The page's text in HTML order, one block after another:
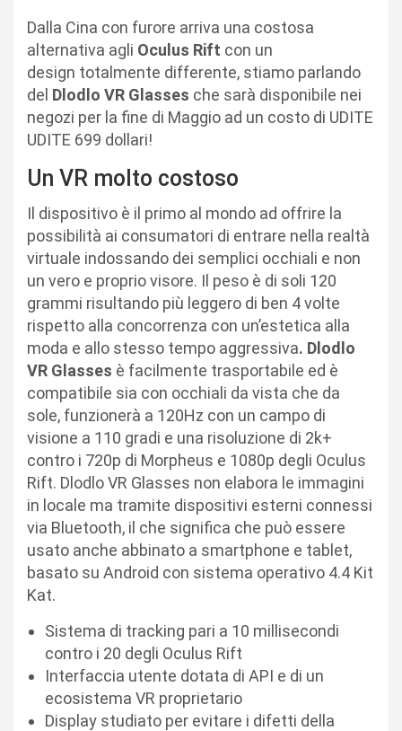
Dalla Cina con furore arriva una costosa
alternativa agli Oculus Rift con un
design totalmente differente, stiamo parlando
del Dlodlo VR Glasses che sarà disponibile nei
negozi per la fine di Maggio ad un costo di UDITE
UDITE 699 dollari!
Un VR molto costoso
Il dispositivo è il primo al mondo ad offrire la
possibilità ai consumatori di entrare nella realtà
virtuale indossando dei semplici occhiali e non
un vero e proprio visore. Il peso è di soli 120
grammi risultando più leggero di ben 4 volte
rispetto alla concorrenza con un’estetica alla
moda e allo stesso tempo aggressiva. Dlodlo
VR Glasses è facilmente trasportabile ed è
compatibile sia con occhiali da vista che da
sole, funzionerà a 120Hz con un campo di
visione a 110 gradi e una risoluzione di 2k+
contro i 720p di Morpheus e 1080p degli Oculus
Rift. Dlodlo VR Glasses non elabora le immagini
in locale ma tramite dispositivi esterni connessi
via Bluetooth, il che significa che può essere
usato anche abbinato a smartphone e tablet,
basato su Android con sistema operativo 4.4 Kit
Kat.
Sistema di tracking pari a 10 millisecondi
contro i 20 degli Oculus Rift
Interfaccia utente dotata di API e di un
ecosistema VR proprietario
Display studiato per evitare i difetti della